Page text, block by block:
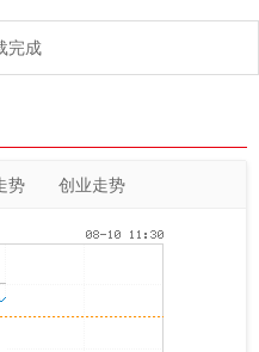
！
完成
势 创业走势